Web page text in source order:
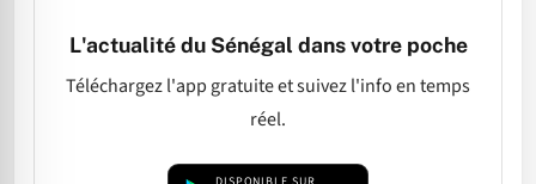
L'actualité du Sénégal dans votre poche
Téléchargez l'app gratuite et suivez l'info en temps
réel.